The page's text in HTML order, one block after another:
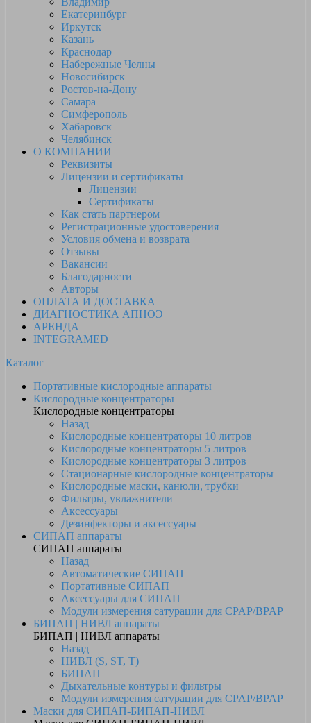
Екатеринбург
Иркутск
Казань
Краснодар
Набережные Челны
Новосибирск
Ростов-на-Дону
Самара
Симферополь
Хабаровск
Челябинск
О КОМПАНИИ
Реквизиты
Лицензии и сертификаты
Лицензии
Сертификаты
Как стать партнером
Регистрационные удостоверения
Условия обмена и возврата
Отзывы
Вакансии
Благодарности
Авторы
ОПЛАТА И ДОСТАВКА
ДИАГНОСТИКА АПНОЭ
АРЕНДА
INTEGRAMED
Каталог
Портативные кислородные аппараты
Кислородные концентраторы
Кислородные концентраторы
Назад
Кислородные концентраторы 10 литров
Кислородные концентраторы 5 литров
Кислородные концентраторы 3 литров
Стационарные кислородные концентраторы
Кислородные маски, канюли, трубки
Фильтры, увлажнители
Аксессуары
Дезинфекторы и аксессуары
СИПАП аппараты
СИПАП аппараты
Назад
Автоматические СИПАП
Портативные СИПАП
Аксессуары для СИПАП
Модули измерения сатурации для CPAP/BPAP
БИПАП | НИВЛ аппараты
БИПАП | НИВЛ аппараты
Назад
НИВЛ (S, ST, T)
БИПАП
Дыхательные контуры и фильтры
Модули измерения сатурации для CPAP/BPAP
Маски для СИПАП-БИПАП-НИВЛ